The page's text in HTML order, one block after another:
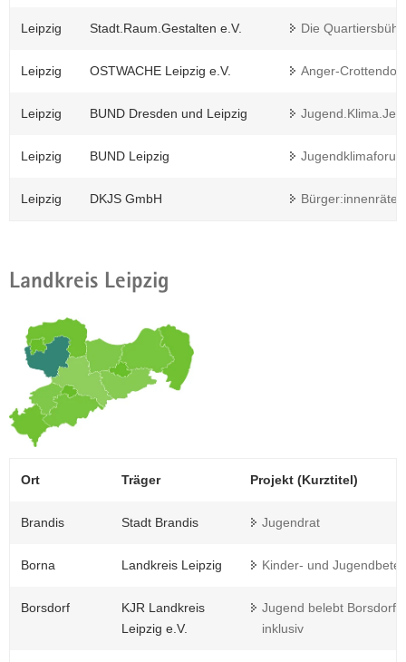
Leipzig Stadt.Raum.Gestalten e.V. Die
Leipzig OSTWACHE Leipzig e.V. Anger-
Leipzig BUND Dresden und Leipzig
Leipzig BUND Leipzig
Leipzig DKJS GmbH Bürger:innenräte
Landkreis Leipzig
Ort Träger Projekt (Kurztitel)
Brandis Stadt Brandis Jugendrat
Borna Landkreis Leipzig Kinder- und
Borsdorf
KJR Landkreis
Leipzig e.V.
Jugend belebt Borsdorf
inklusiv